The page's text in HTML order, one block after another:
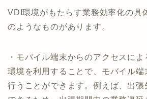
VDI環境がもたらす業務効率化の具
のようなものがあります。
・モバイル端末からのアクセスによ
環境を利用することで、モバイル端
行うことができます。例えば、出張